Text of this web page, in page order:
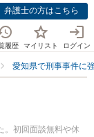
弁護士の方はこちら
履歴 マイリスト ログイン
愛知県で刑事事件に
。初回面談無料や休